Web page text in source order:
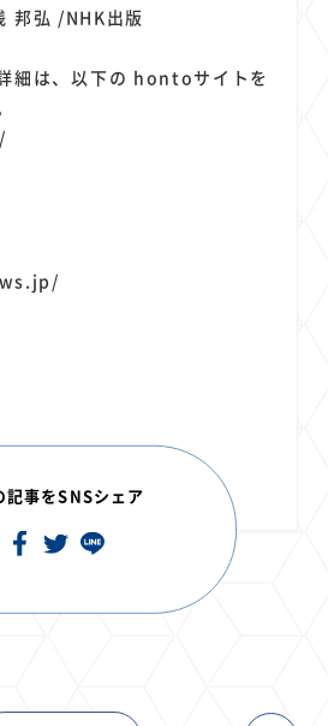
邦弘 /NHK出版
細は、以下の hontoサイトを
記事をSNSシェア